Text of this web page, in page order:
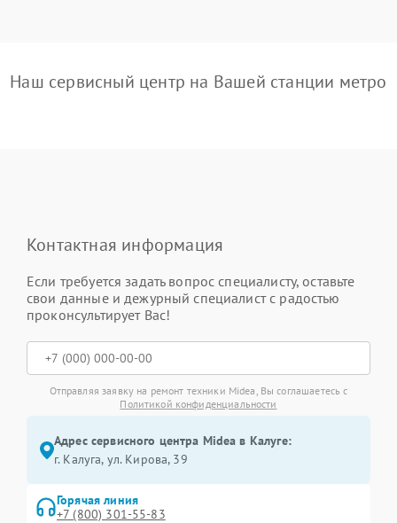
Наш сервисный центр на Вашей станции метро
Контактная информация
Если требуется задать вопрос специалисту, оставьте
свои данные и дежурный специалист с радостью
проконсультирует Вас!
Отправляя заявку на ремонт техники Midea, Вы соглашаетесь с
Политикой конфиденциальности
Адрес сервисного центра Midea в Калуге:
г. Калуга, ул. Кирова, 39
Горячая линия
+7 (800) 301-55-83